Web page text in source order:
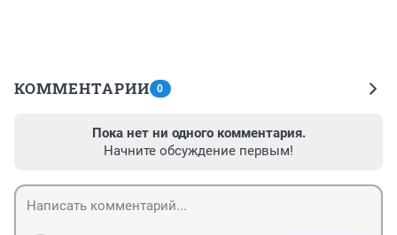
КОММЕНТАРИИ 0
Пока нет ни одного комментария.
Начните обсуждение первым!